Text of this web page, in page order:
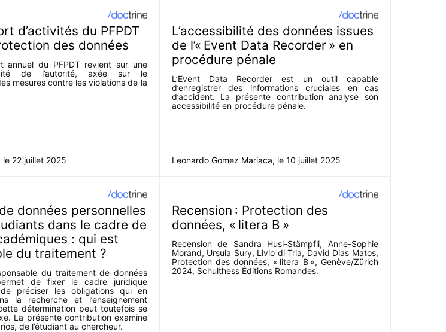
d’activités du PFPDT
des données
annuel du PFPDT revient sur une
de l’autorité, axée sur le
mesures contre les violations de la
le 22 juillet 2025
L’accessibilité des données issues
de l’« Event Data Recorder » en
procédure pénale
L’Event Data Recorder est un outil capable
d’enregistrer des informations cruciales en cas
d’accident. La présente contribution analyse son
accessibilité en procédure pénale.
Leonardo Gomez Mariaca, le 10 juillet 2025
données personnelles
dans le cadre de
: qui est
du traitement ?
du traitement de données
de fixer le cadre juridique
préciser les obligations qui en
la recherche et l’enseignement
détermination peut toutefois se
La présente contribution examine
de l’étudiant au chercheur.
Recension : Protection des
données, « litera B »
Recension de Sandra Husi-Stämpfli, Anne-Sophie
Morand, Ursula Sury, Livio di Tria, David Dias Matos,
Protection des données, « litera B », Genève/Zürich
2024, Schulthess Éditions Romandes.